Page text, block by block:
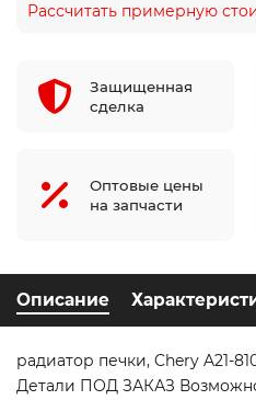
Рассчитать примерную
Защищенная
сделка
Оптовые цены
на запчасти
Описание
радиатор печки, Chery A21-
Детали ПОД ЗАКАЗ